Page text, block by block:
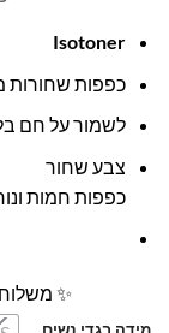
Isotoner
כפפות שחורות
לשמור על חם
צבע שחור
כפפות חמות
✨